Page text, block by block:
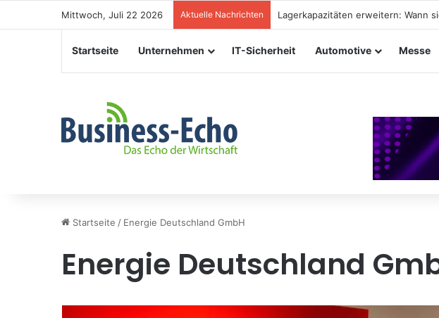
Mittwoch, Juli 22 2026 Aktuelle Nachrichten Veranstaltungssicherheit im
Startseite Unternehmen IT-Sicherheit Automotive Messe
Startseite / Energie Deutschland GmbH
Energie Deutschland